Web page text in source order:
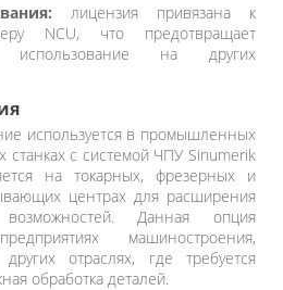
лицензия привязана к
NCU, что предотвращает
использование на других
используется в промышленных
станках с системой ЧПУ Sinumerik
на токарных, фрезерных и
центрах для расширения
Данная опция
машиностроения,
отраслях, где требуется
обработка деталей.